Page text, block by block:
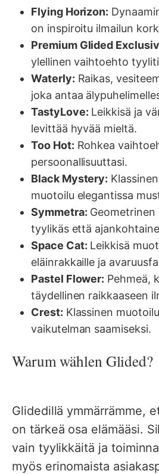
Flying Horizon:
on inspiroitu ilmailun
Premium Glided
ylellinen vaihtoehto
Waterly: Raikas,
joka antaa
TastyLove: Leikkisä ja
levittää hyvää mieltä.
Too Hot: Rohkea
persoonallisuuttasi.
Black Mystery:
muotoilu elegantissa
Symmetra: Geometrinen
tyylikäs että
Space Cat: Leikkisä
eläinrakkaille ja
Pastel Flower: Pehmeä,
täydellinen raikkaaseen
Crest: Klassinen
vaikutelman saamiseksi.
Warum wählen Glided?
Glidedillä ymmärrämme,
on tärkeä osa elämääsi.
vain tyylikkäitä ja
myös erinomaista